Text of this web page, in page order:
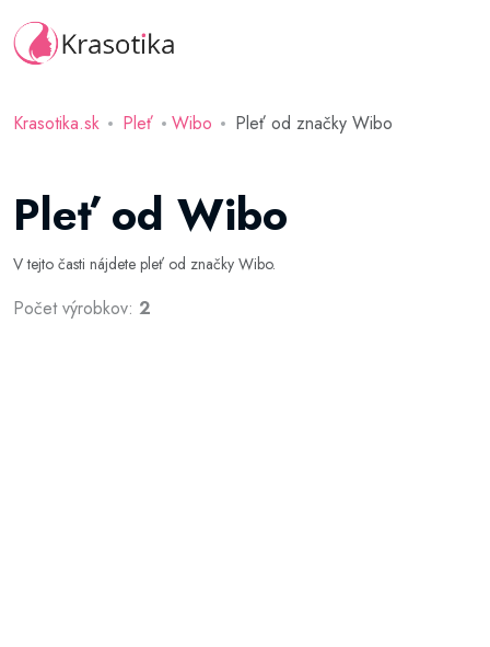
Krasotika.sk Pleť Wibo Pleť od značky Wibo
Pleť od Wibo
V tejto časti nájdete pleť od značky Wibo.
Počet výrobkov: 2